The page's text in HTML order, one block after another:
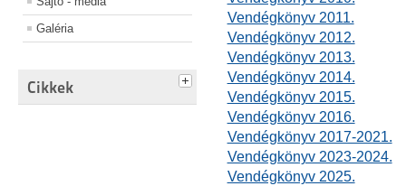
Galéria
Cikkek
Vendégkönyv 2011.
Vendégkönyv 2012.
Vendégkönyv 2013.
Vendégkönyv 2014.
Vendégkönyv 2015.
Vendégkönyv 2016.
Vendégkönyv 2017-2021.
Vendégkönyv 2023-2024.
Vendégkönyv 2025.